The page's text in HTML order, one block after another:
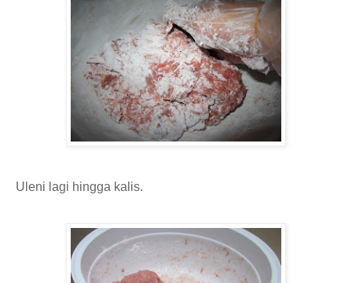
Uleni lagi hingga kalis.